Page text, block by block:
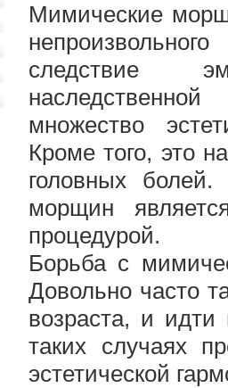
Мимические
следствие
множество
Кроме того, это
головных
морщин
процедурой.
Борьба с
Довольно часто
возраста, и идти
таких случаях
эстетической